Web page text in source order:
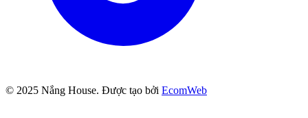
© 2025 Nắng House. Được tạo bởi EcomWeb